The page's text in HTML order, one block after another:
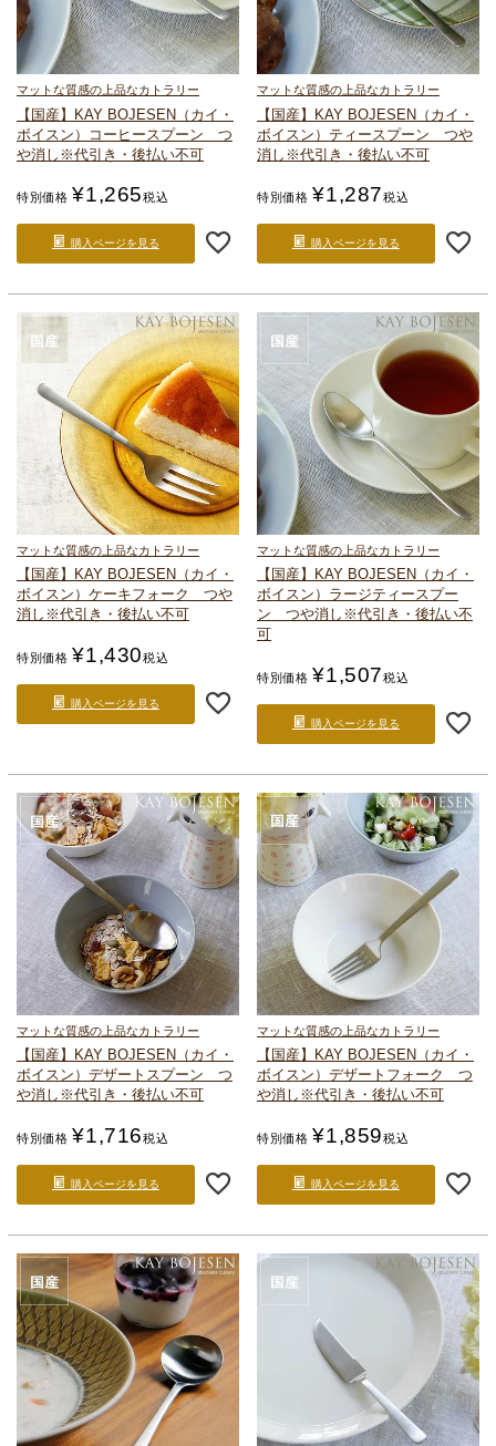
マットな質感の上品なカトラリー
【国産】KAY BOJESEN（カイ・
ボイスン）
コーヒースプーン つ
や消し ※代引き・後払い不可
特別価格 ¥1,265税込
購入ページを見る
マットな質感の上品なカトラリー
【国産】KAY BOJESEN（カイ・
ボイスン） ティースプーン つや
消し ※代引き・後払い不可
特別価格 ¥1,287税込
購入ページを見る
マットな質感の上品なカトラリー
【国産】KAY BOJESEN（カイ・
ボイスン） ケーキフォーク つや
消し ※代引き・後払い不可
特別価格 ¥1,430税込
購入ページを見る
マットな質感の上品なカトラリー
【国産】KAY BOJESEN（カイ・
ボイスン） ラージティースプー
ン つや消し ※代引き・後払い不
可
特別価格 ¥1,507税込
購入ページを見る
マットな質感の上品なカトラリー
【国産】KAY BOJESEN（カイ・
ボイスン） デザートスプーン つ
や消し ※代引き・後払い不可
特別価格 ¥1,716税込
購入ページを見る
マットな質感の上品なカトラリー
【国産】KAY BOJESEN（カイ・
ボイスン） デザートフォーク つ
や消し ※代引き・後払い不可
特別価格 ¥1,859税込
購入ページを見る